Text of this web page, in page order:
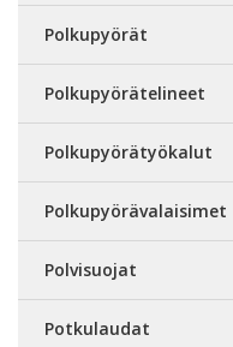
Polkupyörät
Polkupyörätelineet
Polkupyörätyökalut
Polkupyörävalaisimet
Polvisuojat
Potkulaudat